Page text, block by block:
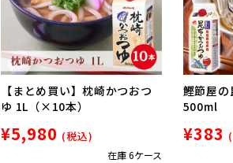
【まとめ買い】枕崎かつおつ
ゆ 1L（×10本）
¥5,980 (税込)
在庫 6ケース
鰹節屋
500ml
¥383